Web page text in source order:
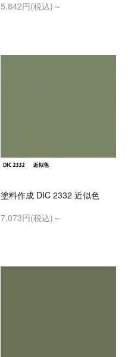
5,842円(税込)～
塗料作成 DIC 2332 近似色
7,073円(税込)～